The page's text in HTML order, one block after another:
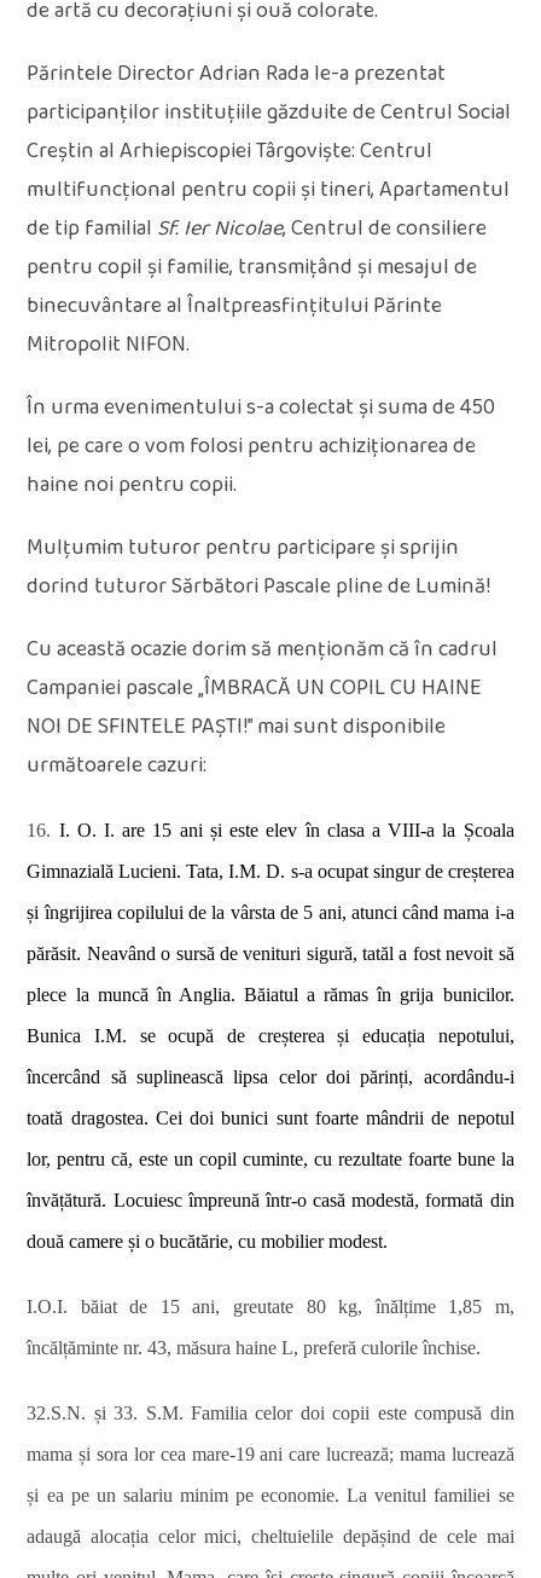
de artă cu decorațiuni și ouă colorate.
Părintele Director Adrian Rada le-a prezentat
participanților instituțiile găzduite de Centrul Social
Creștin al Arhiepiscopiei Târgoviște: Centrul
multifuncțional pentru copii și tineri, Apartamentul
de tip familialSf. Ier Nicolae, Centrul de consiliere
pentru copil și familie, transmițând și mesajul de
binecuvântare al Înaltpreasfințitului Părinte
Mitropolit NIFON.
În urma evenimentului s-a colectat și suma de 450
lei, pe care o vom folosi pentru achiziționarea de
haine noi pentru copii.
Mulțumim tuturor pentru participare și sprijin
dorind tuturor Sărbători Pascale pline de Lumină!
Cu această ocazie dorim să menționăm că în cadrul
Campaniei pascale „ÎMBRACĂ UN COPIL CU HAINE
NOI DE SFINTELE PAȘTI!” mai sunt disponibile
următoarele cazuri:
16. I. O. I. are 15 ani și este elev în clasa a VIII-a la Școala
Gimnazială Lucieni. Tata, I.M. D. s-a ocupat singur de creșterea
și îngrijirea copilului de la vârsta de 5 ani, atunci când mama i-a
părăsit. Neavând o sursă de venituri sigură, tatăl a fost nevoit să
plece la muncă în Anglia. Băiatul a rămas în grija bunicilor.
Bunica I.M. se ocupă de creșterea și educația nepotului,
încercând să suplinească lipsa celor doi părinți, acordându-i
toată dragostea. Cei doi bunici sunt foarte mândrii de nepotul
lor, pentru că, este un copil cuminte, cu rezultate foarte bune la
învățătură. Locuiesc împreună într-o casă modestă, formată din
două camere și o bucătărie, cu mobilier modest.
I.O.I. băiat de 15 ani, greutate 80 kg, înălțime 1,85 m,
încălțăminte nr. 43, măsura haine L, preferă culorile închise.
32.S.N. și 33. S.M. Familia celor doi copii este compusă din
mama și sora lor cea mare-19 ani care lucrează; mama lucrează
și ea pe un salariu minim pe economie. La venitul familiei se
adaugă alocația celor mici, cheltuielile depășind de cele mai